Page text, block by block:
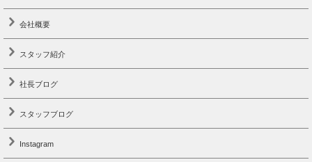
会社概要
スタッフ紹介
社長ブログ
スタッフブログ
Instagram